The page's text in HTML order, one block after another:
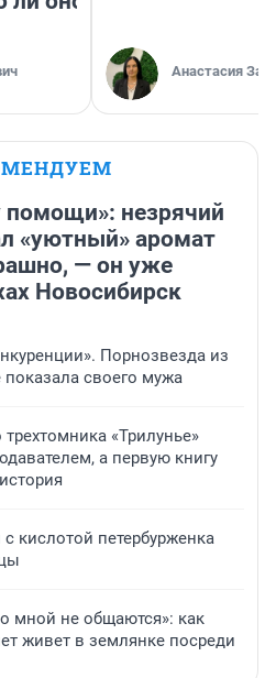
Анастасия
помощи»: незрячий
«уютный» аромат
— он уже
Новосибирск
Порнозвезда из
показала своего мужа
«Трилунье»
а первую книгу
кислотой петербурженка
мной не общаются»: как
живет в землянке посреди